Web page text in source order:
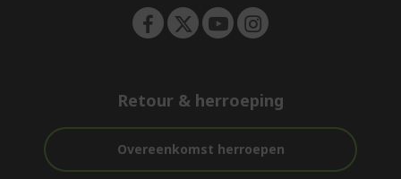
Retour & herroeping
Overeenkomst herroepen